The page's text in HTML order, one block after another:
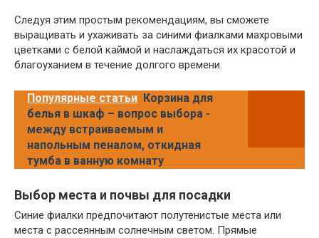
Следуя этим простым рекомендациям, вы сможете
выращивать и ухаживать за синими фиалками махровыми
цветками с белой каймой и наслаждаться их красотой и
благоуханием в течение долгого времени.
Популярные статьи Корзина для
белья в шкаф – вопрос выбора -
между встраиваемым и
напольным пеналом, откидная
тумба в ванную комнату
Выбор места и почвы для посадки
Синие фиалки предпочитают полутенистые места или
места с рассеянным солнечным светом. Прямые